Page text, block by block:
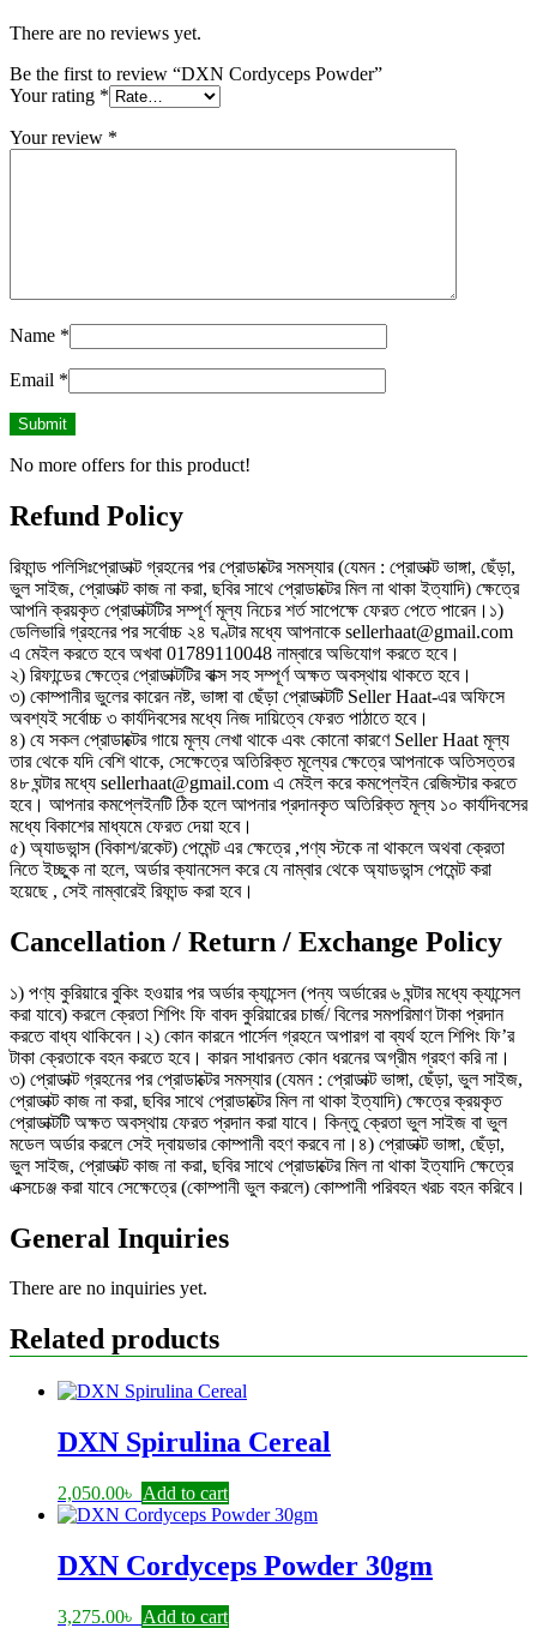
There are no reviews yet.
Be the first to review “DXN Cordyceps Powder”
Your rating *
Your review *
Name *
Email *
No more offers for this product!
Refund Policy
রিফান্ড পলিসিঃপ্রোডাক্ট গ্রহনের পর প্রোডাক্টের সমস্যার (যেমন : প্রোডাক্ট ভাঙ্গা, ছেঁড়া,
ভুল সাইজ, প্রোডাক্ট কাজ না করা, ছবির সাথে প্রোডাক্টের মিল না থাকা ইত্যাদি) ক্ষেত্রে
আপনি ক্রয়কৃত প্রোডাক্টটির সম্পূর্ণ মূল্য নিচের শর্ত সাপেক্ষে ফেরত পেতে পারেন।১)
ডেলিভারি গ্রহনের পর সর্বোচ্চ ২৪ ঘণ্টার মধ্যে আপনাকে sellerhaat@gmail.com
এ মেইল করতে হবে অখবা 01789110048 নাম্বারে অভিযোগ করতে হবে।
২) রিফান্ডের ক্ষেত্রে প্রোডাক্টটির বাক্স সহ সম্পূর্ণ অক্ষত অবস্থায় থাকতে হবে।
৩) কোম্পানীর ভুলের কারেন নষ্ট, ভাঙ্গা বা ছেঁড়া প্রোডাক্টটি Seller Haat-এর অফিসে
অবশ্যই সর্বোচ্চ ৩ কার্যদিবসের মধ্যে নিজ দায়িত্বে ফেরত পাঠাতে হবে।
৪) যে সকল প্রোডাক্টের গায়ে মূল্য লেখা থাকে এবং কোনো কারণে Seller Haat মূল্য
তার থেকে যদি বেশি থাকে, সেক্ষেত্রে অতিরিক্ত মূল্যের ক্ষেত্রে আপনাকে অতিসত্তর
৪৮ ঘন্টার মধ্যে sellerhaat@gmail.com এ মেইল করে কমপ্লেইন রেজিস্টার করতে
হবে। আপনার কমপ্লেইনটি ঠিক হলে আপনার প্রদানকৃত অতিরিক্ত মূল্য ১০ কার্যদিবসের
মধ্যে বিকাশের মাধ্যমে ফেরত দেয়া হবে।
৫) অ্যাডভান্স (বিকাশ/রকেট) পেমেন্ট এর ক্ষেত্রে ,পণ্য স্টকে না থাকলে অথবা ক্রেতা
নিতে ইচ্ছুক না হলে, অর্ডার ক্যানসেল করে যে নাম্বার থেকে অ্যাডভান্স পেমেন্ট করা
হয়েছে , সেই নাম্বারেই রিফান্ড করা হবে।
Cancellation / Return / Exchange Policy
১) পণ্য কুরিয়ারে বুকিং হওয়ার পর অর্ডার ক্যান্সেল (পন্য অর্ডারের ৬ ঘন্টার মধ্যে ক্যান্সেল
করা যাবে) করলে ক্রেতা শিপিং ফি বাবদ কুরিয়ারের চার্জ/ বিলের সমপরিমাণ টাকা প্রদান
করতে বাধ্য থাকিবেন।২) কোন কারনে পার্সেল গ্রহনে অপারগ বা ব্যর্থ হলে শিপিং ফি’র
টাকা ক্রেতাকে বহন করতে হবে। কারন সাধারনত কোন ধরনের অগ্রীম গ্রহণ করি না।
৩) প্রোডাক্ট গ্রহনের পর প্রোডাক্টের সমস্যার (যেমন : প্রোডাক্ট ভাঙ্গা, ছেঁড়া, ভুল সাইজ,
প্রোডাক্ট কাজ না করা, ছবির সাথে প্রোডাক্টের মিল না থাকা ইত্যাদি) ক্ষেত্রে ক্রয়কৃত
প্রোডাক্টটি অক্ষত অবস্থায় ফেরত প্রদান করা যাবে। কিন্তু ক্রেতা ভুল সাইজ বা ভুল
মডেল অর্ডার করলে সেই দ্বায়ভার কোম্পানী বহণ করবে না।৪) প্রোডাক্ট ভাঙ্গা, ছেঁড়া,
ভুল সাইজ, প্রোডাক্ট কাজ না করা, ছবির সাথে প্রোডাক্টের মিল না থাকা ইত্যাদি ক্ষেত্রে
এক্সচেঞ্জ করা যাবে সেক্ষেত্রে (কোম্পানী ভুল করলে) কোম্পানী পরিবহন খরচ বহন করিবে।
General Inquiries
There are no inquiries yet.
Related products
DXN Spirulina Cereal
2,050.00৳ Add to cart
DXN Cordyceps Powder 30gm
3,275.00৳ Add to cart